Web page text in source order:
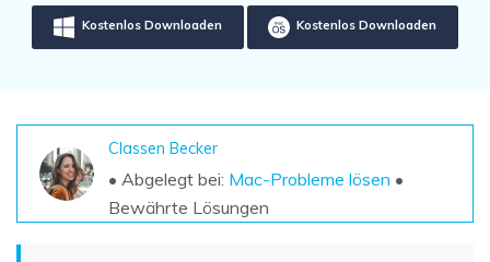
Kostenlos Testen
Weitere Produkte
Repairit - Datenreparatur
UBackit - Datensicherung
Kostenlos Downloaden Kostenlos Downloaden
Classen Becker
• Abgelegt bei: Mac-Probleme lösen •
Bewährte Lösungen